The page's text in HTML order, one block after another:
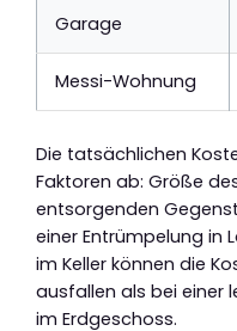
Garage
Messi-Wohnung
Die tatsächlichen
Faktoren ab: Größe
entsorgenden
einer Entrümpelung in
im Keller können die
ausfallen als bei einer
im Erdgeschoss.